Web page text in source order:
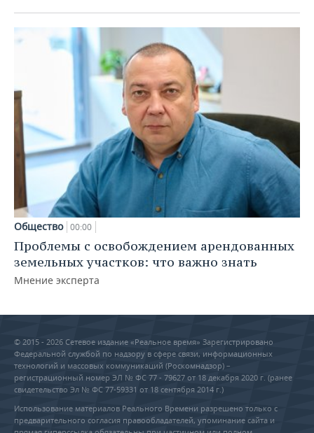
Общество 00:00
Проблемы с освобождением арендованных
земельных участков: что важно знать
Мнение эксперта
© 2015 - 2026 Сетевое издание «Реальное время» Зарегистрировано
Федеральной службой по надзору в сфере связи, информационных
технологий и массовых коммуникаций (Роскомнадзор) –
регистрационный номер ЭЛ № ФС 77 - 79627 от 18 декабря 2020 г. (ранее
свидетельство Эл № ФС 77-59331 от 18 сентября 2014 г.)
Использование материалов Реального Времени разрешено только с
предварительного согласия правообладателей, упоминание сайта и